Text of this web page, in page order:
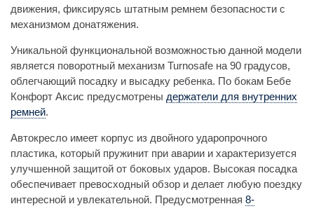
движения, фиксируясь штатным ремнем безопасности с
механизмом донатяжения.
Уникальной функциональной возможностью данной модели
является поворотный механизм Turnosafe на 90 градусов,
облегчающий посадку и высадку ребенка. По бокам Бебе
Конфорт Аксис предусмотрены держатели для внутренних
ремней.
Автокресло имеет корпус из двойного ударопрочного
пластика, который пружинит при аварии и характеризуется
улучшенной защитой от боковых ударов. Высокая посадка
обеспечивает превосходный обзор и делает любую поездку
интересной и увлекательной. Предусмотренная 8-